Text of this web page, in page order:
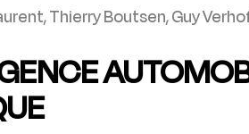
Thierry Boutsen, Guy